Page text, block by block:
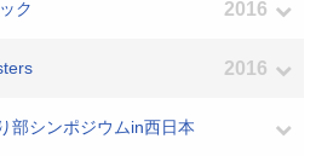
ク 2016
2016
部シンポジウムin西日本